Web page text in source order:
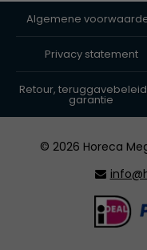
Algemene
Privacy statement
Retour,
garantie
© 2026 Horeca